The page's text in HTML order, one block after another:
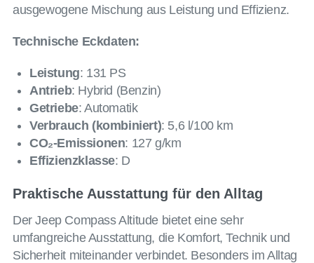
ausgewogene Mischung aus Leistung und Effizienz.
Technische Eckdaten:
Leistung: 131 PS
Antrieb: Hybrid (Benzin)
Getriebe: Automatik
Verbrauch (kombiniert): 5,6 l/100 km
CO₂-Emissionen: 127 g/km
Effizienzklasse: D
Praktische Ausstattung für den Alltag
Der Jeep Compass Altitude bietet eine sehr
umfangreiche Ausstattung, die Komfort, Technik und
Sicherheit miteinander verbindet. Besonders im Alltag